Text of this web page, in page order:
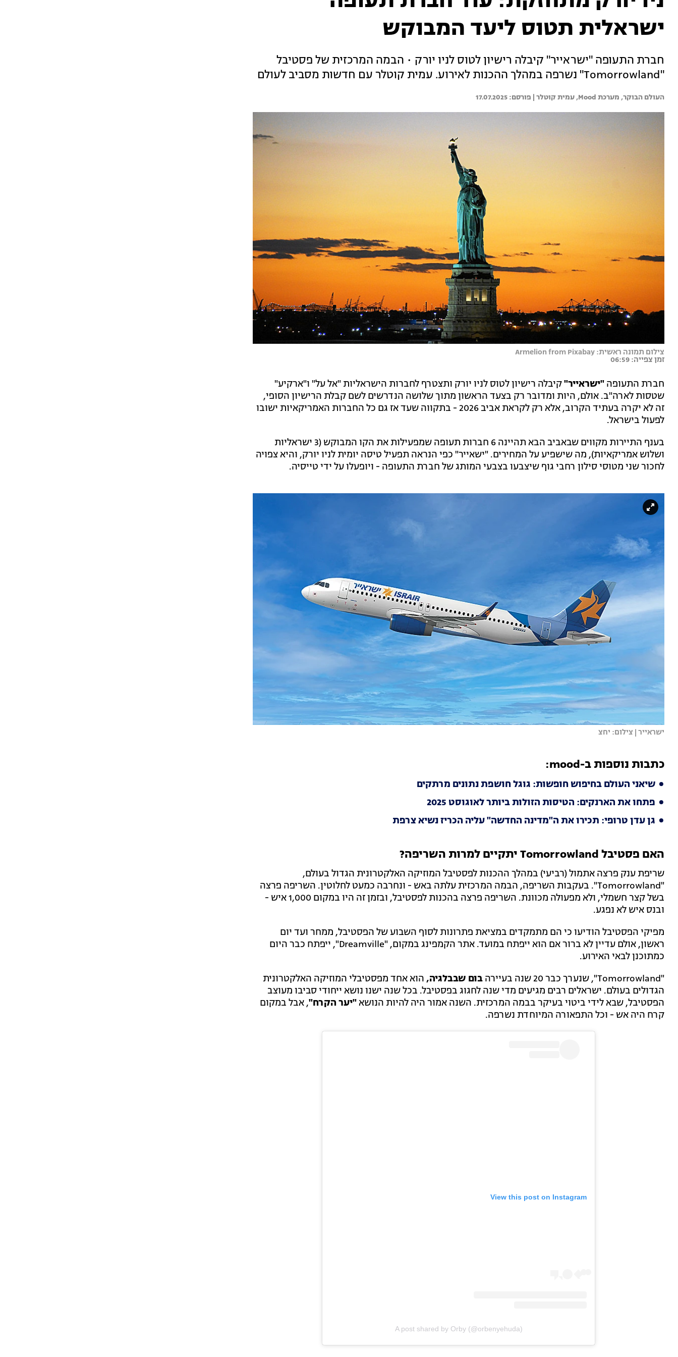
ישראלית תטוס ליעד המבוקש
חברת התעופה "ישראייר" קיבלה רישיון לטוס לניו יורק • הבמה המרכזית של פסטיבל
"Tomorrowland" נשרפה במהלך ההכנות לאירוע. עמית קוטלר עם חדשות מסביב לעולם
העולם הבוקר, מערכת Mood, עמית קוטלר | 17.07.2025
צילום תמונה ראשית: Armelion from Pixabay
זמן צפייה: 06:59
חברת התעופה "ישראייר"קיבלה רישיון לטוס לניו יורק ותצטרף לחברות הישראליות "אל על" ו"ארקיע"
שטסות לארה"ב. אולם, היות ומדובר רק בצעד הראשון מתוך שלושה הנדרשים לשם קבלת הרישיון הסופי,
זה לא יקרה בעתיד הקרוב, אלא רק לקראת אביב 2026 - בתקווה שעד אז גם כל החברות האמריקאיות ישובו
לפעול בישראל.
בענף התיירות מקווים שבאביב הבא תהיינה 6 חברות תעופה שמפעילות את הקו המבוקש (3 ישראליות
ושלוש אמריקאיות), מה שישפיע על המחירים. "ישאייר" כפי הנראה תפעיל טיסה יומית לניו יורק, והיא צפויה
לחכור שני מטוסי סילון רחבי גוף שיצבעו בצבעי המותג של חברת התעופה - ויופעלו על ידי טייסיה.
ישראייר | צילום: יחצ
כתבות נוספות ב-mood:
שיאני העולם בחיפוש חופשות: גוגל חושפת נתונים מרתקים
פתחו את הארנקים: הטיסות הזולות ביותר לאוגוסט 2025
גן עדן טרופי: תכירו את ה"מדינה החדשה" עליה הכריז נשיא צרפת
האם פסטיבל Tomorrowland יתקיים למרות השריפה?
שריפת ענק פרצה אתמול (רביעי) במהלך ההכנות לפסטיבל המוזיקה האלקטרונית הגדול בעולם,
"Tomorrowland". בעקבות השריפה, הבמה המרכזית עלתה באש - ונחרבה כמעט לחלוטין. השריפה פרצה
בשל קצר חשמלי, ולא מפעולה מכוונת. השריפה פרצה בהכנות לפסטיבל, ובזמן זה היו במקום 1,000 איש -
ובנס איש לא נפגע.
מפיקי הפסטיבל הודיעו כי הם מתמקדים במציאת פתרונות לסוף השבוע של הפסטיבל, ממחר ועד יום
ראשון, אולם עדיין לא ברור אם הוא ייפתח במועד. אתר הקמפינג במקום, "Dreamville", ייפתח כבר היום
כמתוכנן לבאי האירוע.
"Tomorrowland", שנערך כבר 20 שנה בעיירה
בום שבבלגיה, הוא אחד מפסטיבלי המוזיקה האלקטרונית
הגדולים בעולם. ישראלים רבים מגיעים מדי שנה לחגוג בפסטיבל. בכל שנה ישנו נושא ייחודי סביבו מעוצב
הפסטיבל, שבא לידי ביטוי בעיקר בבמה המרכזית. השנה אמור היה להיות הנושא"יער הקרח", אבל במקום
קרח היה אש - וכל התפאורה המיוחדת נשרפה.
View this post on Instagram
A post shared by Orby (@orbenyehuda)